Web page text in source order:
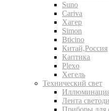
Suno
Cariva
Хагер
Simon
Bticino
Китай,Россия
Каптика
Plexo
Хегель
Технический свет
Лента
Приборы для